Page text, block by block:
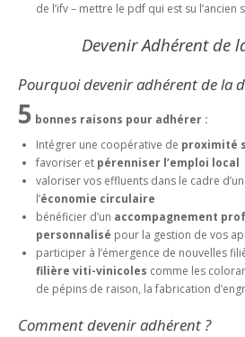
de l’ifv – mettre le pdf qui est su l’ancien
Devenir Adhérent de
Pourquoi devenir adhérent de la
5 bonnes raisons pour adhérer :
Intégrer une coopérative de proximité
favoriser et pérenniser l’emploi local
valoriser vos effluents dans le cadre
l’économie circulaire
bénéficier d’un accompagnement
personnalisé pour la gestion de vos
participer à l’émergence de nouvelles
filière viti-vinicoles comme les
de pépins de raison, la fabrication
Comment devenir adhérent ?